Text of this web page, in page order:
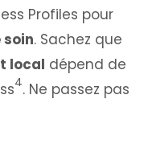
Profiles pour
soin. Sachez que
local dépend de
4. Ne passez pas